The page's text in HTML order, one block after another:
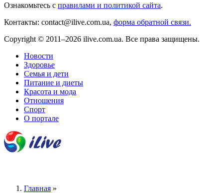
Ознакомьтесь с правилами и политикой сайта.
Контакты: contact@ilive.com.ua, форма обратной связи.
Copyright © 2011–2026 ilive.com.ua. Все права защищены.
Новости
Здоровье
Семья и дети
Питание и диеты
Красота и мода
Отношения
Спорт
О портале
Главная »